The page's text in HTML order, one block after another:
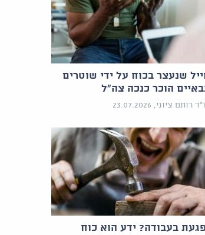
שנעצר בכוח על ידי שוטרים
הוכר כנכה צה"ל
רותם ציוני, 23.07.2026
בעבודה? ידע הוא כוח